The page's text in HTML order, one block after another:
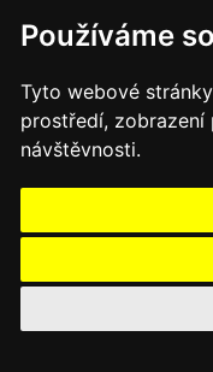
Používáme
Tyto webové
prostředí, zobrazení
návštěvnosti.